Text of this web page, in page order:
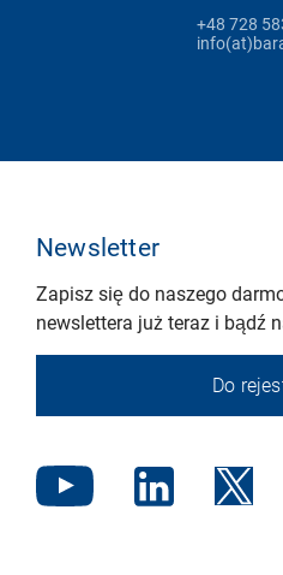
+48 728
Newsletter
Zapisz się do naszego
newslettera już teraz i bądź
Do